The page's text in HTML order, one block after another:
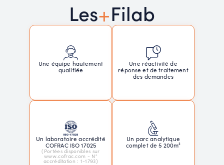
Les+Filab
Une équipe hautement
qualifiée
Une réactivité de
réponse et de traitement
des demandes
Un laboratoire accrédité
COFRAC ISO 17025
(Portées disponibles sur
www.cofrac.com - N°
accréditation : 1-1793)
Un parc analytique
complet de 5 200m²